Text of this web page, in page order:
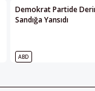
Demokrat Partide
Sandığa Yansıdı
ABD